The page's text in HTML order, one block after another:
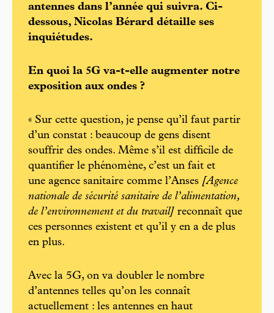
antennes dans l’année qui suivra. Ci-
dessous, Nicolas Bérard détaille ses
inquiétudes.
En quoi la 5G va-t-elle augmenter notre
exposition aux ondes ?
« Sur cette question, je pense qu’il faut partir
d’un constat : beaucoup de gens disent
souffrir des ondes. Même s’il est difficile de
quantifier le phénomène, c’est un fait et
une agence sanitaire comme l’Anses [Agence
nationale de sécurité sanitaire de l’alimentation,
de l’environnement et du travail] reconnaît que
ces personnes existent et qu’il y en a de plus
en plus.
Avec la 5G, on va doubler le nombre
d’antennes telles qu’on les connaît
actuellement : les antennes en haut